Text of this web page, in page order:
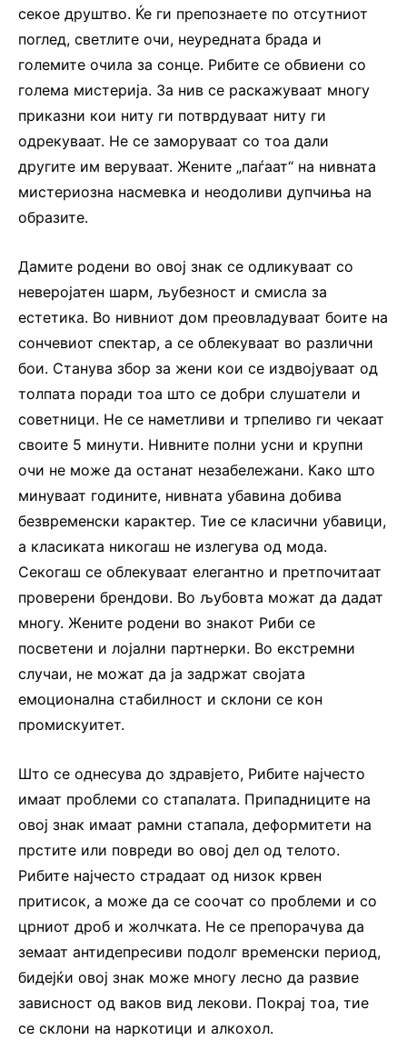
секое друштво. Ќе ги препознаете по отсутниот
поглед, светлите очи, неуредната брада и
големите очила за сонце. Рибите се обвиени со
голема мистерија. За нив се раскажуваат многу
приказни кои ниту ги потврдуваат ниту ги
одрекуваат. Не се заморуваат со тоа дали
другите им веруваат. Жените „паѓаат“ на нивната
мистериозна насмевка и неодоливи дупчиња на
образите.
Дамите родени во овој знак се одликуваат со
неверојатен шарм, љубезност и смисла за
естетика. Во нивниот дом преовладуваат боите на
сончевиот спектар, а се облекуваат во различни
бои. Станува збор за жени кои се издвојуваат од
толпата поради тоа што се добри слушатели и
советници. Не се наметливи и трпеливо ги чекаат
своите 5 минути. Нивните полни усни и крупни
очи не може да останат незабележани. Како што
минуваат годините, нивната убавина добива
безвременски карактер. Тие се класични убавици,
а класиката никогаш не излегува од мода.
Секогаш се облекуваат елегантно и претпочитаат
проверени брендови. Во љубовта можат да дадат
многу. Жените родени во знакот Риби се
посветени и лојални партнерки. Во екстремни
случаи, не можат да ја задржат својата
емоционална стабилност и склони се кон
промискуитет.
Што се однесува до здравјето, Рибите најчесто
имаат проблеми со стапалата. Припадниците на
овој знак имаат рамни стапала, деформитети на
прстите или повреди во овој дел од телото.
Рибите најчесто страдаат од низок крвен
притисок, а може да се соочат со проблеми и со
црниот дроб и жолчката. Не се препорачува да
земаат антидепресиви подолг временски период,
бидејќи овој знак може многу лесно да развие
зависност од ваков вид лекови. Покрај тоа, тие
се склони на наркотици и алкохол.